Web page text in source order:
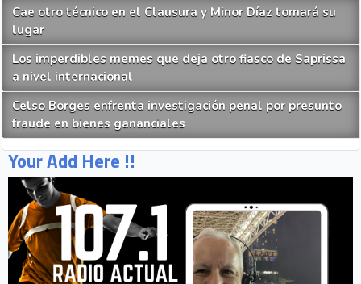
Cae otro técnico en el Clausura y Minor Díaz tomará su
lugar
Los imperdibles memes que deja otro fiasco de Saprissa
a nivel internacional
Celso Borges enfrenta investigación penal por presunto
fraude en bienes gananciales
Your Add Here !!